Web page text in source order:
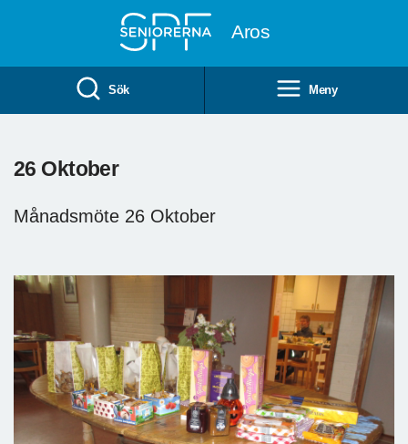
Aros
Sök Meny
26 Oktober
Månadsmöte 26 Oktober